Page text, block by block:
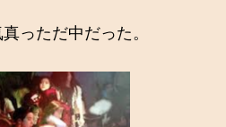
っただ中だった。